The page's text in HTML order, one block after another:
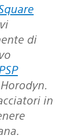
di
in